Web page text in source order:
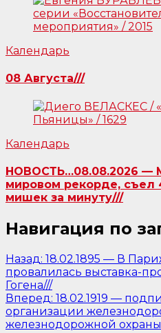
Календарь
08 Августа///
Календарь
НОВОСТЬ…08.08.2026 —
мировом рекорде,
мишек за минуту///
Навигация по
Назад: 18.02.1895 — В
провалилась выставка-
Гогена///
Вперед: 18.02.1919 —
организации
железнодорожной